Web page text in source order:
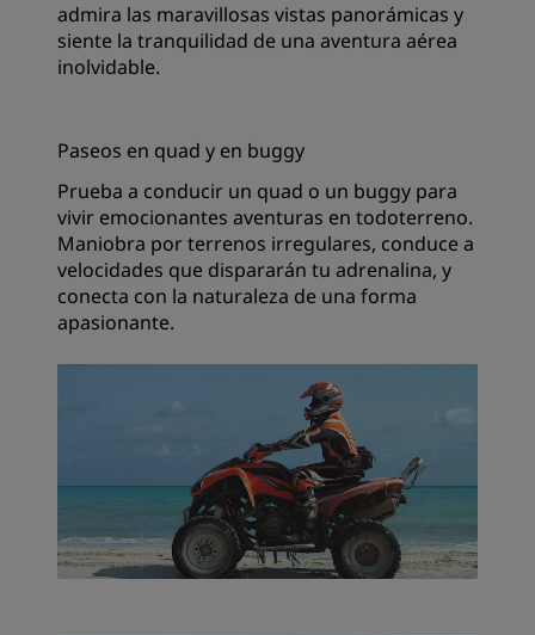
admira las maravillosas vistas panorámicas y
siente la tranquilidad de una aventura aérea
inolvidable.
Paseos en quad y en buggy
Prueba a conducir un quad o un buggy para
vivir emocionantes aventuras en todoterreno.
Maniobra por terrenos irregulares, conduce a
velocidades que dispararán tu adrenalina, y
conecta con la naturaleza de una forma
apasionante.